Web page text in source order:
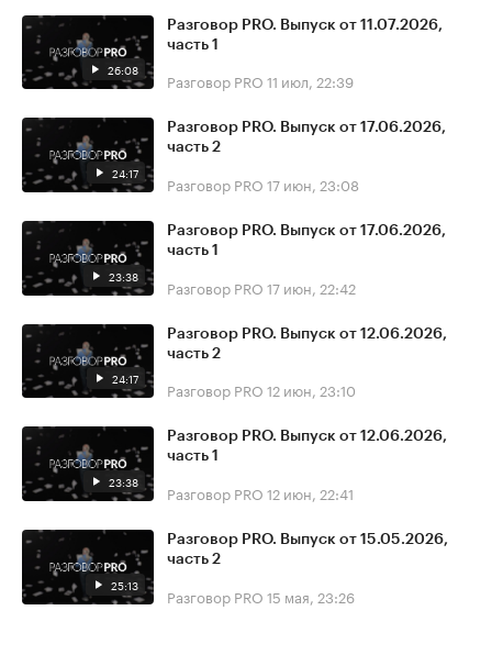
26:08
Разговор PRO. Выпуск от 11.07.2026,
часть 1
Разговор PRO 11 июл, 22:39
24:17
Разговор PRO. Выпуск от 17.06.2026,
часть 2
Разговор PRO 17 июн, 23:08
23:38
Разговор PRO. Выпуск от 17.06.2026,
часть 1
Разговор PRO 17 июн, 22:42
24:17
Разговор PRO. Выпуск от 12.06.2026,
часть 2
Разговор PRO 12 июн, 23:10
23:38
Разговор PRO. Выпуск от 12.06.2026,
часть 1
Разговор PRO 12 июн, 22:41
25:13
Разговор PRO. Выпуск от 15.05.2026,
часть 2
Разговор PRO 15 мая, 23:26